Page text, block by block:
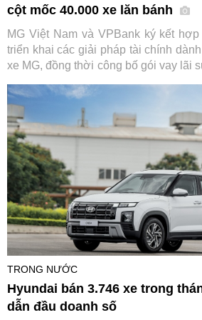
cột mốc 40.000 xe lăn bánh
MG Việt Nam và VPBank ký kết
triển khai các giải pháp tài chính
xe MG, đồng thời công bố gói vay lãi
vừa đạt cột mốc 40.000 xe lăn bánh tại
TRONG NƯỚC
Hyundai bán 3.746 xe trong
dẫn đầu doanh số